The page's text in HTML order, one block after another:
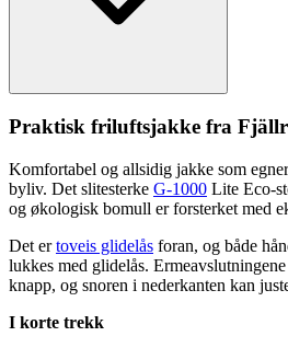
Praktisk friluftsjakke fra
Komfortabel og allsidig jakke som
byliv. Det slitesterke G-1000 Lite Eco-
og økologisk bomull er forsterket med
Det ertoveis glidelås foran, og både
lukkes med glidelås.
knapp, og snoren i nederkanten kan
I korte trekk